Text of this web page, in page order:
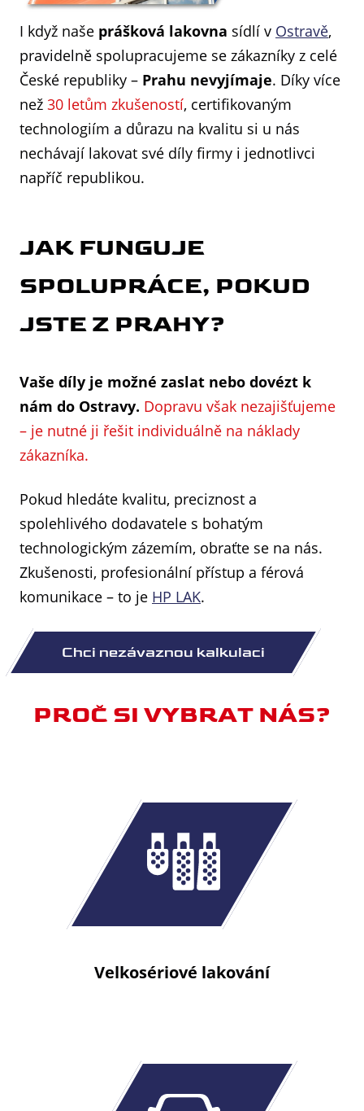
I když naše prášková lakovna sídlí v Ostravě,
pravidelně spolupracujeme se zákazníky z celé
České republiky – Prahu nevyjímaje. Díky více
než 30 letům zkušeností, certifikovaným
technologiím a důrazu na kvalitu si u nás
nechávají lakovat své díly firmy i jednotlivci
napříč republikou.
JAK FUNGUJE
SPOLUPRÁCE, POKUD
JSTE Z PRAHY?
Vaše díly je možné zaslat nebo dovézt k
nám do Ostravy. Dopravu však nezajišťujeme
– je nutné ji řešit individuálně na náklady
zákazníka.
Pokud hledáte kvalitu, preciznost a
spolehlivého dodavatele s bohatým
technologickým zázemím, obraťte se na nás.
Zkušenosti, profesionální přístup a férová
komunikace – to je HP LAK.
PROČ SI VYBRAT NÁS?
Velkosériové lakování